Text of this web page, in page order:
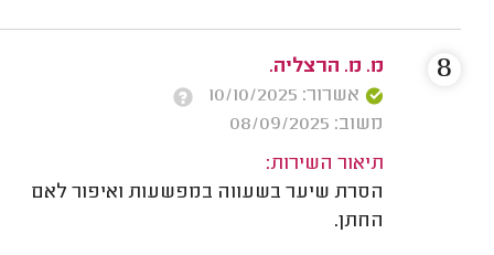
מ. מ. הרצליה.
אשרור: 10/10/2025
משוב: 08/09/2025
תיאור השירות:
הסרת שיער בשעווה במפשעות ואיפור לאם
החתן.
8